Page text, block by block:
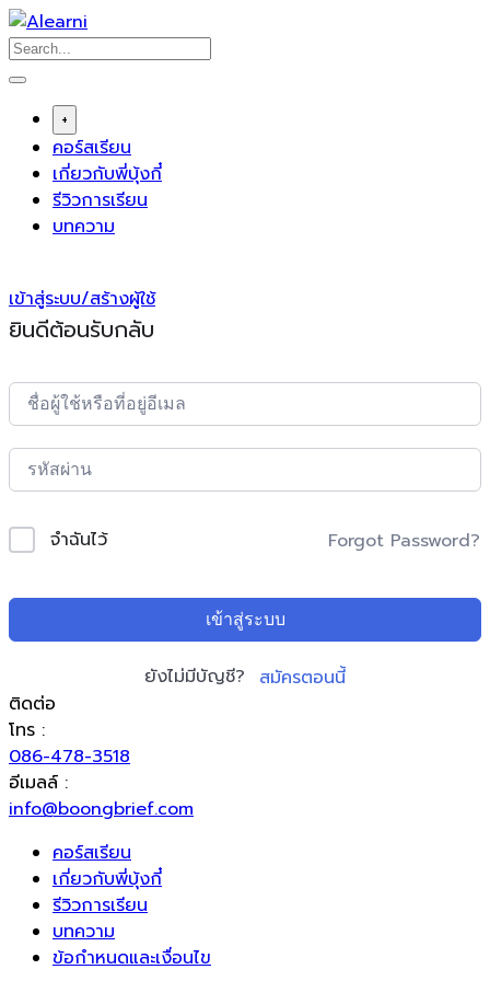
Skip
to
content
+
คอร์สเรียน
เกี่ยวกับพี่บุ้งกี๋
รีวิวการเรียน
บทความ
เข้าสู่ระบบ/สร้างผู้ใช้
ยินดีต้อนรับกลับ
จำฉันไว้ Forgot Password?
เข้าสู่ระบบ
ยังไม่มีบัญชี?
สมัครตอนนี้
ติดต่อ
โทร :
086-478-3518
อีเมลล์ :
info@boongbrief.com
คอร์สเรียน
เกี่ยวกับพี่บุ้งกี๋
รีวิวการเรียน
บทความ
ข้อกำหนดและเงื่อนไข